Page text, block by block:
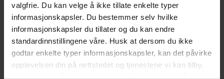
valgfrie. Du kan velge å ikke tillate enkelte typer
informasjonskapsler. Du bestemmer selv hvilke
informasjonskapsler du tillater og du kan endre
standardinnstillingene våre. Husk at dersom du ikke
godtar enkelte typer informasjonskapsler, kan det påvirke
opplevelsen din på nettstedet og tjenestene vi kan tilby.
Les mer om vårcookiepolicyher. Les mer om våre
Energi chevron_right
Kök & Gasol chevron_right
Värme chevron_right
Vatten chevron_right
Vatten
Vattenpump med tryckvakt hackar, behöver jag en
ackumulatortank?
Båt och caravan Energi Fritid Generellt Grill och trädgård Kök och
Toalett Vatten Värme